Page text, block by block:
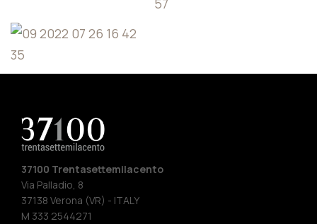
37100 Trentasettemilacento
Via Palladio, 8
37138 Verona (VR) - ITALY
M 333 2544271